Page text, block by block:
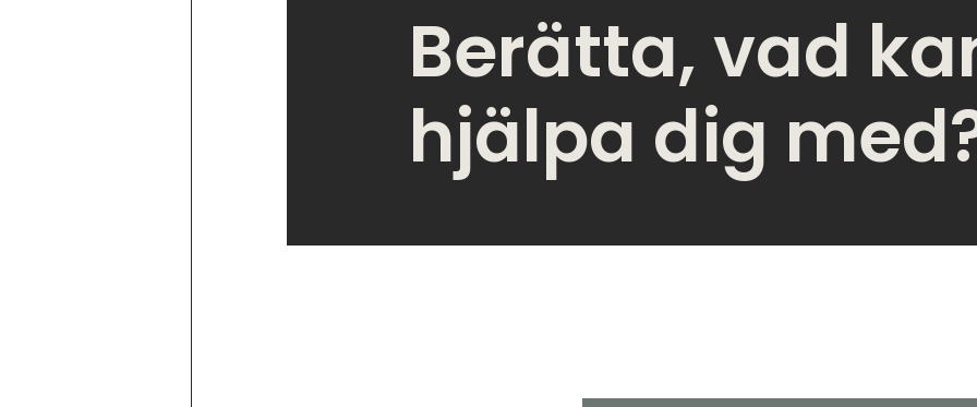
Berätta, vad
hjälpa dig